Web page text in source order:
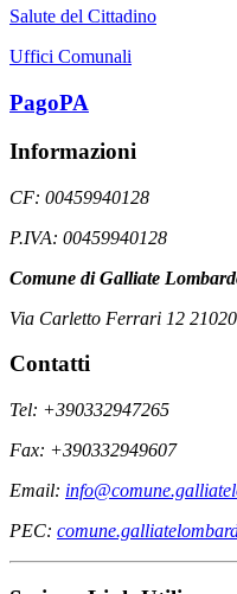
Salute del Cittadino
Uffici Comunali
PagoPA
Informazioni
CF: 00459940128
P.IVA: 00459940128
Comune di Galliate
Via Carletto Ferrari 12
Contatti
Tel: +390332947265
Fax: +390332949607
Email:
PEC: